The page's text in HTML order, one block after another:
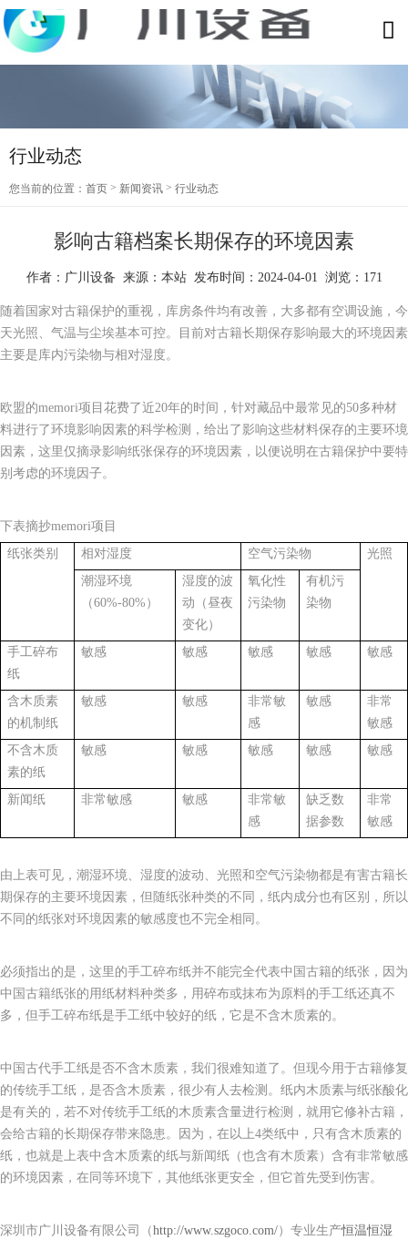
行业动态
您当前的位置： 首页 > 新闻资讯 > 行业动态
影响古籍档案长期保存的环境因素
作者：广川设备 来源：本站 发布时间：2024-04-01 浏览：171
随着国家对古籍保护的重视，库房条件均有改善，大多都有空调设施，今
天光照、气温与尘埃基本可控。目前对古籍长期保存影响最大的环境因素
主要是库内污染物与相对湿度。
欧盟的memori项目花费了近20年的时间，针对藏品中最常见的50多种材
料进行了环境影响因素的科学检测，给出了影响这些材料保存的主要环境
因素，这里仅摘录影响纸张保存的环境因素，以便说明在古籍保护中要特
别考虑的环境因子。
下表摘抄memori项目
纸张类别
相对湿度 空气污染物
光照
潮湿环境
（60%-80%）
湿度的波
动（昼夜
变化）
氧化性
污染物
有机污
染物
手工碎布
纸
敏感 敏感 敏感 敏感 敏感
含木质素
的机制纸
敏感 敏感
非常敏
感
敏感
非常
敏感
不含木质
素的纸
敏感 敏感 敏感 敏感 敏感
新闻纸 非常敏感 敏感
非常敏
感
缺乏数
据参数
非常
敏感
由上表可见，潮湿环境、湿度的波动、光照和空气污染物都是有害古籍长
期保存的主要环境因素，但随纸张种类的不同，纸内成分也有区别，所以
不同的纸张对环境因素的敏感度也不完全相同。
必须指出的是，这里的手工碎布纸并不能完全代表中国古籍的纸张，因为
中国古籍纸张的用纸材料种类多，用碎布或抹布为原料的手工纸还真不
多，但手工碎布纸是手工纸中较好的纸，它是不含木质素的。
中国古代手工纸是否不含木质素，我们很难知道了。但现今用于古籍修复
的传统手工纸，是否含木质素，很少有人去检测。纸内木质素与纸张酸化
是有关的，若不对传统手工纸的木质素含量进行检测，就用它修补古籍，
会给古籍的长期保存带来隐患。因为，在以上4类纸中，只有含木质素的
纸，也就是上表中含木质素的纸与新闻纸（也含有木质素）含有非常敏感
的环境因素，在同等环境下，其他纸张更安全，但它首先受到伤害。
深圳市广川设备有限公司（http://www.szgoco.com/）专业生产恒温恒湿